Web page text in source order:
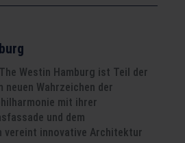
Westin Hamburg ist Teil der
neuen Wahrzeichen der
mit ihrer
und dem
vereint innovative Architektur